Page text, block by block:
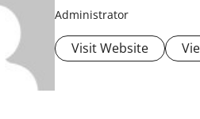
Administrator
Visit Website